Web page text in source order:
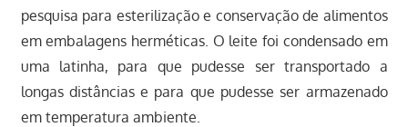
pesquisa para esterilização e conservação de alimentos
em embalagens herméticas. O leite foi condensado em
uma latinha, para que pudesse ser transportado a
longas distâncias e para que pudesse ser armazenado
em temperatura ambiente.